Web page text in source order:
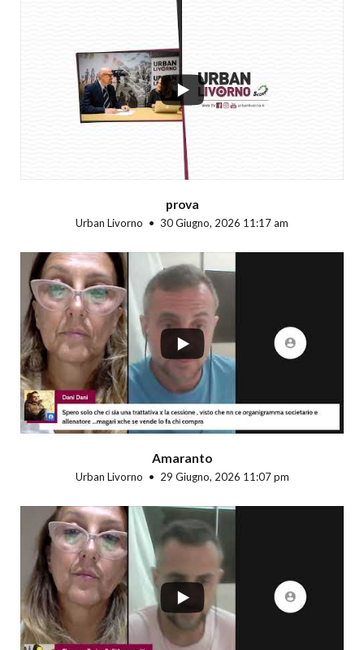
prova
Urban Livorno 30 Giugno, 2026 11:17 am
Amaranto
Urban Livorno 29 Giugno, 2026 11:07 pm